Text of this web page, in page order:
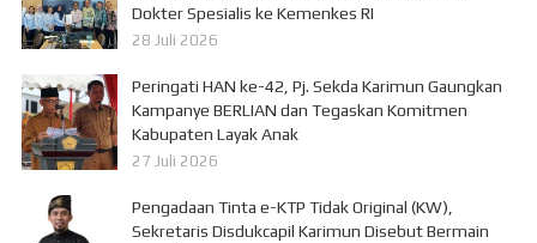
Dokter Spesialis ke Kemenkes RI
28 Juli 2026
Peringati HAN ke-42, Pj. Sekda Karimun Gaungkan
Kampanye BERLIAN dan Tegaskan Komitmen
Kabupaten Layak Anak
27 Juli 2026
Pengadaan Tinta e-KTP Tidak Original (KW),
Sekretaris Disdukcapil Karimun Disebut Bermain